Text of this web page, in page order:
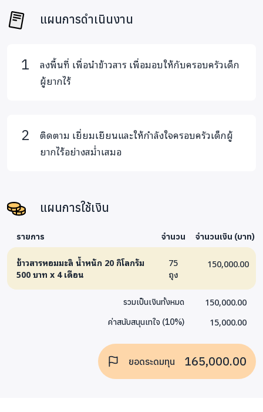
4. เด็ก ๆ และครอบครัวผู้ยากไร้ไม่ได้กินข้าวครบ 3 มื้อ
6. ครอบครัวผู้ยากไร้มีความเป็นอยู่ที่ยากจนและขัดสน
7.เ ด็กอาศัยอยู่กับครอบครัวที่มีผู้ป่วยและผู้พิการ ซึ่งไม่
จัดทำโครงการและวางแผนงบประมาณค่าใช้จ่ายจริงเพื่อ
แผนการดำเนินงาน
ลงพื้นที่ เพื่อนำข้าวสาร เพื่อมอบให้กับครอบครัวเด็ก
ผู้ยากไร้
ติดตาม เยี่ยมเยียนและให้กำลังใจครอบครัวเด็กผู้
ยากไร้อย่างสม่ำเสมอ
แผนการใช้เงิน
รายการ จำนวน จำนวนเงิน (บาท)
ข้าวสารหอมมะลิ น้ำหนัก 20 กิโลกรัม
500 บาท x 4 เดือน
75
ถุง
150,000.00
รวมเป็นเงินทั้งหมด 150,000.00
ค่าสนับสนุนเทใจ (10%) 15,000.00
ยอดระดมทุน 165,000.00